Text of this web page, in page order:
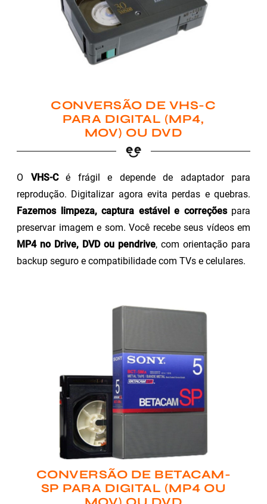
CONVERSÃO DE VHS-C
PARA DIGITAL (MP4,
MOV) OU DVD
O VHS-Cé frágil e depende de adaptador para
reprodução. Digitalizar agora evita perdas e quebras.
Fazemos limpeza, captura estável e correçõespara
preservar imagem e som. Você recebe seus vídeos em
MP4 no Drive, DVD ou pendrive, com orientação para
backup seguro e compatibilidade com TVs e celulares.
CONVERSÃO DE BETACAM-
SP PARA DIGITAL (MP4 OU